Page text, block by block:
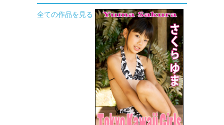
全ての作品を見る